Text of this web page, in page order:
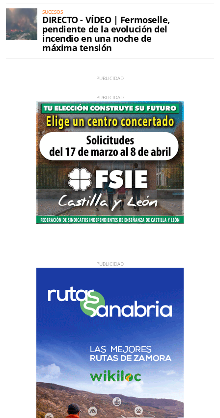
SUCESOS
DIRECTO - VÍDEO | Fermoselle,
pendiente de la evolución del
incendio en una noche de
máxima tensión